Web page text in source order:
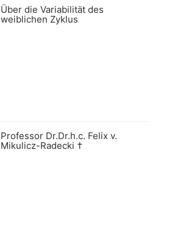
Über die Variabilität des
weiblichen Zyklus
Professor Dr.Dr.h.c. Felix v.
Mikulicz-Radecki †